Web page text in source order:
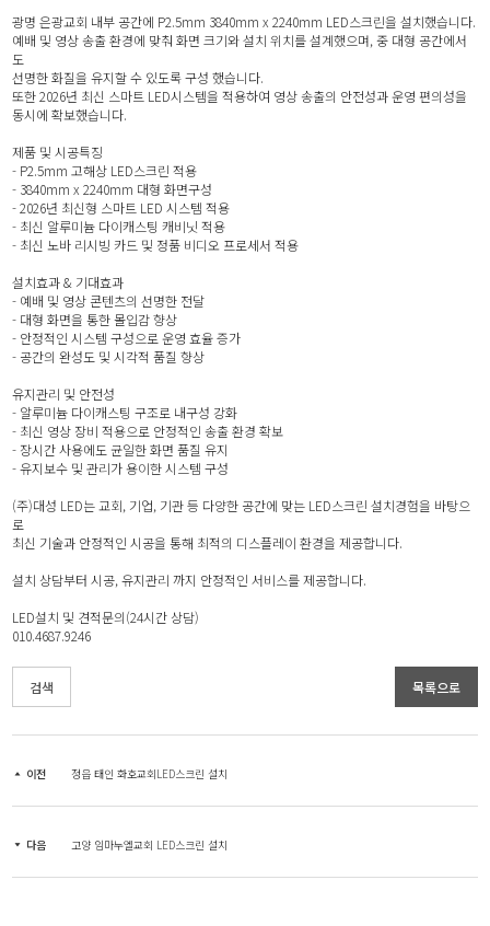
광명 은광교회 내부 공간에 P2.5mm 3840mm x 2240mm LED스크린을 설치했습니다.
예배 및 영상 송출 환경에 맞춰 화면 크기와 설치 위치를 설계했으며, 중 대형 공간에서
도
선명한 화질을 유지할 수 있도록 구성 했습니다.
또한 2026년 최신 스마트 LED시스템을 적용하여 영상 송출의 안전성과 운영 편의성을
동시에 확보했습니다.
제품 및 시공특징
- P2.5mm 고해상 LED스크린 적용
- 3840mm x 2240mm 대형 화면구성
- 2026년 최신형 스마트 LED 시스템 적용
- 최신 알루미늄 다이캐스팅 캐비닛 적용
- 최신 노바 리시빙 카드 및 정품 비디오 프로세서 적용
설치효과 & 기대효과
- 예배 및 영상 콘텐츠의 선명한 전달
- 대형 화면을 통한 몰입감 향상
- 안정적인 시스템 구성으로 운영 효율 증가
- 공간의 완성도 및 시각적 품질 향상
유지관리 및 안전성
- 알루미늄 다이캐스팅 구조로 내구성 강화
- 최신 영상 장비 적용으로 안정적인 송출 환경 확보
- 장시간 사용에도 균일한 화면 품질 유지
- 유지보수 및 관리가 용이한 시스템 구성
(주)대성 LED는 교회, 기업, 기관 등 다양한 공간에 맞는 LED스크린 설치경험을 바탕으
로
최신 기술과 안정적인 시공을 통해 최적의 디스플레이 환경을 제공합니다.
설치 상담부터 시공, 유지관리 까지 안정적인 서비스를 제공합니다.
LED설치 및 견적문의(24시간 상담)
010.4687.9246
검색 목록으로
이전 정읍 태인 화호교회LED스크린 설치
다음 고양 임마누엘교회 LED스크린 설치